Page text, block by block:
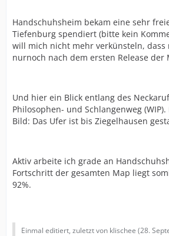
Handschuhsheim bekam eine sehr
Tiefenburg spendiert (bitte kein
will mich nicht mehr verkünsteln, dass
nurnoch nach dem ersten Release der
Und hier ein Blick entlang des
Philosophen- und Schlangenweg
Bild: Das Ufer ist bis Ziegelhausen
Aktiv arbeite ich grade an
Fortschritt der gesamten Map liegt
92%.
Einmal editiert, zuletzt von klischee (28.